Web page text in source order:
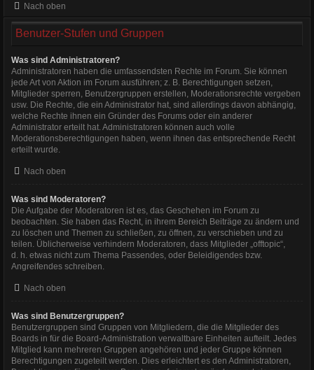
Nach oben
Benutzer-Stufen und Gruppen
Was sind Administratoren?
Administratoren haben die umfassendsten Rechte im Forum. Sie können
jede Art von Aktion im Forum ausführen; z. B. Berechtigungen setzen,
Mitglieder sperren, Benutzergruppen erstellen, Moderationsrechte vergeben
usw. Die Rechte, die ein Administrator hat, sind allerdings davon abhängig,
welche Rechte ihnen ein Gründer des Forums oder ein anderer
Administrator erteilt hat. Administratoren können auch volle
Moderationsberechtigungen haben, wenn ihnen das entsprechende Recht
erteilt wurde.
Nach oben
Was sind Moderatoren?
Die Aufgabe der Moderatoren ist es, das Geschehen im Forum zu
beobachten. Sie haben das Recht, in ihrem Bereich Beiträge zu ändern und
zu löschen und Themen zu schließen, zu öffnen, zu verschieben und zu
teilen. Üblicherweise verhindern Moderatoren, dass Mitglieder „offtopic“,
d. h. etwas nicht zum Thema Passendes, oder Beleidigendes bzw.
Angreifendes schreiben.
Nach oben
Was sind Benutzergruppen?
Benutzergruppen sind Gruppen von Mitgliedern, die die Mitglieder des
Boards in für die Board-Administration verwaltbare Einheiten aufteilt. Jedes
Mitglied kann mehreren Gruppen angehören und jeder Gruppe können
Berechtigungen zugeteilt werden. Dies erleichtert es den Administratoren,